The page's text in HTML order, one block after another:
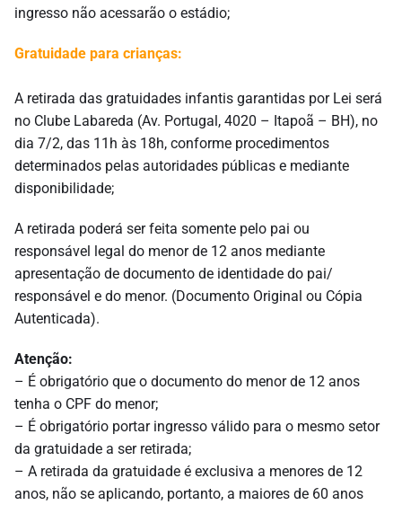
ingresso não acessarão o estádio;
Gratuidade para crianças:
A retirada das gratuidades infantis garantidas por Lei será
no Clube Labareda (Av. Portugal, 4020 – Itapoã – BH), no
dia 7/2, das 11h às 18h, conforme procedimentos
determinados pelas autoridades públicas e mediante
disponibilidade;
A retirada poderá ser feita somente pelo pai ou
responsável legal do menor de 12 anos mediante
apresentação de documento de identidade do pai/
responsável e do menor. (Documento Original ou Cópia
Autenticada).
Atenção:
– É obrigatório que o documento do menor de 12 anos
tenha o CPF do menor;
– É obrigatório portar ingresso válido para o mesmo setor
da gratuidade a ser retirada;
– A retirada da gratuidade é exclusiva a menores de 12
anos, não se aplicando, portanto, a maiores de 60 anos